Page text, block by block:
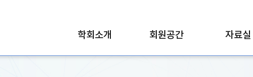
학회소개 회원공간 자료실